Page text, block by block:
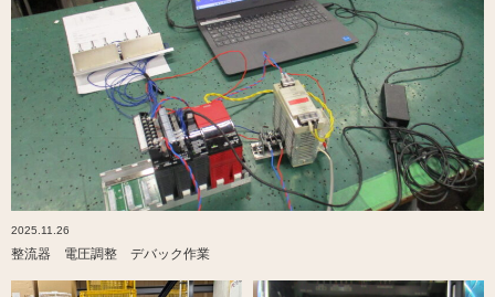
2025.11.26
整流器 電圧調整 デバック作業